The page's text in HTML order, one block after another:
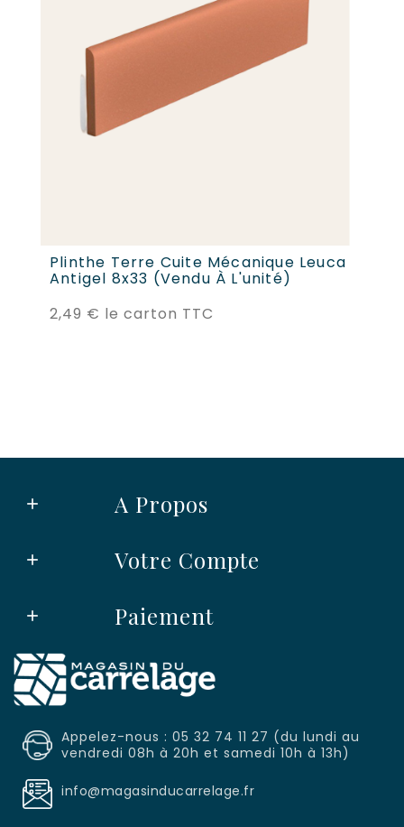
Plinthe Terre Cuite Mécanique Leuca
Antigel 8x33 (vendu À L'unité)
2,49 € le carton TTC
A Propos

Votre Compte

Paiement

Appelez-nous : 05 32 74 11 27 (du lundi au
vendredi 08h à 20h et samedi 10h à 13h)
info@magasinducarrelage.fr